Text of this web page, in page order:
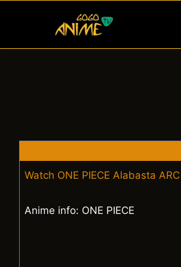
Watch ONE PIECE Alabasta
Anime info: ONE PIECE